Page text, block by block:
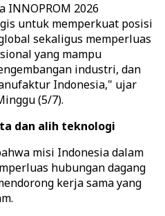
INNOPROM 2026
untuk memperkuat posisi
sekaligus memperluas
yang mampu
industri, dan
Indonesia," ujar
(5/7).
dan alih teknologi
misi Indonesia dalam
hubungan dagang
kerja sama yang